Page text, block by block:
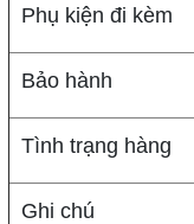
Phụ kiện đi kèm
Bảo hành
Tình trạng hàng
Ghi chú